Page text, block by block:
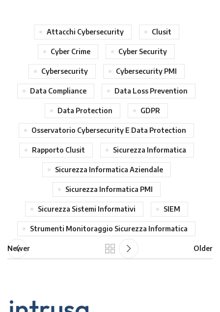
Attacchi Cybersecurity Clusit
Cyber Crime Cyber Security
Cybersecurity Cybersecurity PMI
Data Compliance Data Loss Prevention
Data Protection GDPR
Osservatorio Cybersecurity E Data Protection
Rapporto Clusit Sicurezza Informatica
Sicurezza Informatica Aziendale
Sicurezza Informatica PMI
Sicurezza Sistemi Informativi SIEM
Strumenti Monitoraggio Sicurezza Informatica
Newer Older